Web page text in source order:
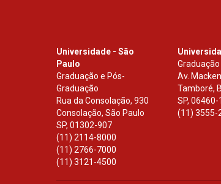
Universidade - São
Paulo
Graduação e Pós-
Graduação
Rua da Consolação, 930
Consolação, São Paulo
SP, 01302-907
(11) 2114-8000
(11) 2766-7000
(11) 3121-4500
Graduação
Av.
Tamboré,
SP,06460-
(11) 3555-